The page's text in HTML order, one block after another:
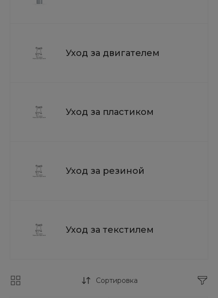
Уход за двигателем
Уход за пластиком
Уход за резиной
Уход за текстилем
Сортировка